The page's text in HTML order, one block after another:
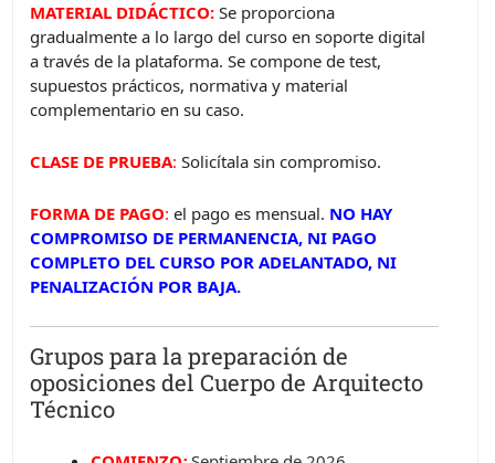
MATERIAL DIDÁCTICO:Se proporciona
gradualmente a lo largo del curso en soporte digital
a través de la plataforma. Se compone de test,
supuestos prácticos, normativa y material
complementario en su caso.
CLASE DE PRUEBA: Solicítala sin compromiso.
FORMA DE PAGO: el pago es mensual. NO HAY
COMPROMISO DE PERMANENCIA, NI PAGO
COMPLETO DEL CURSO POR ADELANTADO, NI
PENALIZACIÓN POR BAJA.
Grupos para la preparación de
oposiciones del Cuerpo de Arquitecto
Técnico